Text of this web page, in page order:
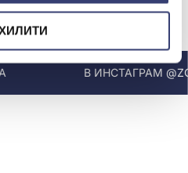
В ИНСТАГРАМ